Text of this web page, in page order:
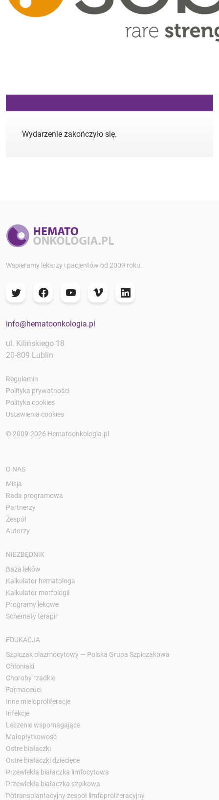
Wydarzenie zakończyło się.
Wspieramy lekarzy i pacjentów od 2009 roku.
info@hematoonkologia.pl
ul. Kilińskiego 18
20-809 Lublin
Regulamin
Polityka prywatności
Polityka cookies
Ustawienia cookies
© 2009-2026 Hematoonkologia.pl
O NAS
Misja
Rada programowa
Partnerzy
Zespół
Autorzy
NIEZBĘDNIK
Baza leków
Kalkulator hematologa
Kalkulator morfologii
Programy lekowe
Schematy terapii
EDUKACJA
Szpiczak plazmocytowy — Polska Grupa Szpiczakowa
Chłoniaki
Choroby rzadkie
Farmaceuci
Inne mieloproliferacje
Infekcje
Leczenie wspomagające
Małopłytkowość
Ostre białaczki
Ostre białaczki dziecięce
Przewlekła białaczka limfocytowa
Przewlekła białaczka szpikowa
Potransplantacyjny zespół limfoproliferacyjny